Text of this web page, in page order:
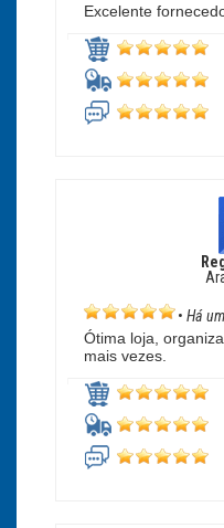
Excelente
• Há
Ótima loja,
mais vezes.